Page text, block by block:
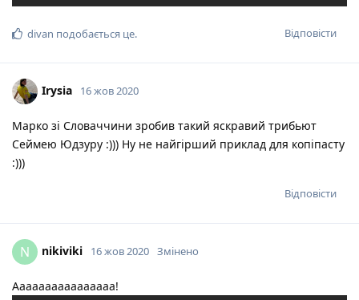
Відповісти
divan подобається це.
Irysia 16 жов 2020
Марко зі Словаччини зробив такий яскравий трибьют
Сеймею Юдзуру :))) Ну не найгірший приклад для копіпасту
:)))
Відповісти
N nikiviki 16 жов 2020 Змінено
Аааааааааааааааа!